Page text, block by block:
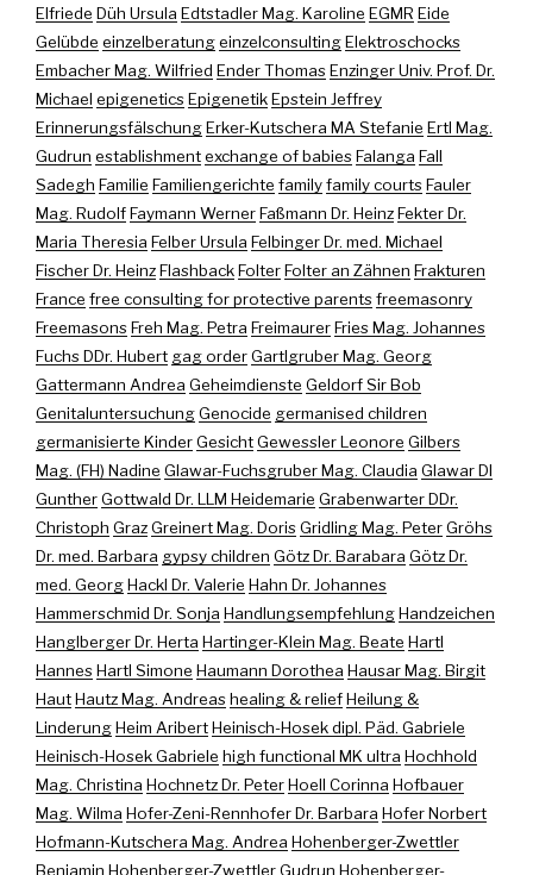
Elfriede Düh Ursula Edtstadler Mag. Karoline EGMR Eide
Gelübde einzelberatungeinzelconsultingElektroschocks
Embacher Mag. Wilfried Ender ThomasEnzinger Univ. Prof. Dr.
Michael epigeneticsEpigenetikEpstein Jeffrey
ErinnerungsfälschungErker-Kutschera MA Stefanie Ertl Mag.
Gudrun establishmentexchange of babiesFalanga Fall
Sadegh Familie Familiengerichte familyfamily courtsFauler
Mag. RudolfFaymann WernerFaßmann Dr. HeinzFekter Dr.
Maria Theresia Felber Ursula Felbinger Dr. med. Michael
Fischer Dr. HeinzFlashbackFolterFolter an Zähnen Frakturen
France free consulting for protective parentsfreemasonry
FreemasonsFreh Mag. Petra FreimaurerFries Mag. Johannes
Fuchs DDr. Hubert gag orderGartlgruber Mag. Georg
Gattermann Andrea Geheimdienste Geldorf Sir Bob
GenitaluntersuchungGenocide germanised children
germanisierte KinderGesichtGewessler Leonore Gilbers
Mag. (FH) Nadine Glawar-Fuchsgruber Mag. Claudia Glawar DI
GuntherGottwald Dr. LLM Heidemarie Grabenwarter DDr.
Christoph GrazGreinert Mag. DorisGridling Mag. PeterGröhs
Dr. med. Barbara gypsy children Götz Dr. Barabara Götz Dr.
med. GeorgHackl Dr. Valerie Hahn Dr. Johannes
Hammerschmid Dr. Sonja HandlungsempfehlungHandzeichen
Hanglberger Dr. Herta Hartinger-Klein Mag. Beate Hartl
HannesHartl Simone Haumann Dorothea Hausar Mag. Birgit
HautHautz Mag. Andreashealing & reliefHeilung &
LinderungHeim AribertHeinisch-Hosek dipl. Päd. Gabriele
Heinisch-Hosek Gabriele high functional MK ultra Hochhold
Mag. Christina Hochnetz Dr. PeterHoell Corinna Hofbauer
Mag. Wilma Hofer-Zeni-Rennhofer Dr. Barbara Hofer Norbert
Hofmann-Kutschera Mag. Andrea Hohenberger-Zwettler
Benjamin Hohenberger-Zwettler Gudrun Hohenberger-